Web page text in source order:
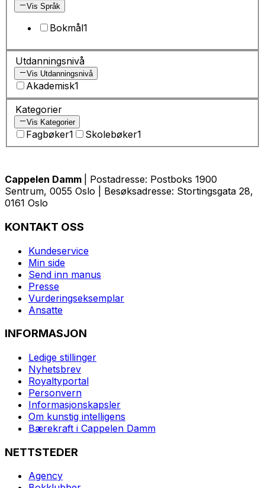
Vis Språk
Bokmål1
Utdanningsnivå
Vis Utdanningsnivå
Akademisk1
Kategorier
Vis Kategorier
Fagbøker1 Skolebøker1
Cappelen Damm
| Postadresse: Postboks 1900
Sentrum, 0055 Oslo | Besøksadresse: Stortingsgata 28,
0161 Oslo
KONTAKT OSS
Kundeservice
Min side
Send inn manus
Presse
Vurderingseksemplar
Ansatte
INFORMASJON
Ledige stillinger
Nyhetsbrev
Royaltyportal
Personvern
Informasjonskapsler
Om kunstig intelligens
Bærekraft i Cappelen Damm
NETTSTEDER
Agency